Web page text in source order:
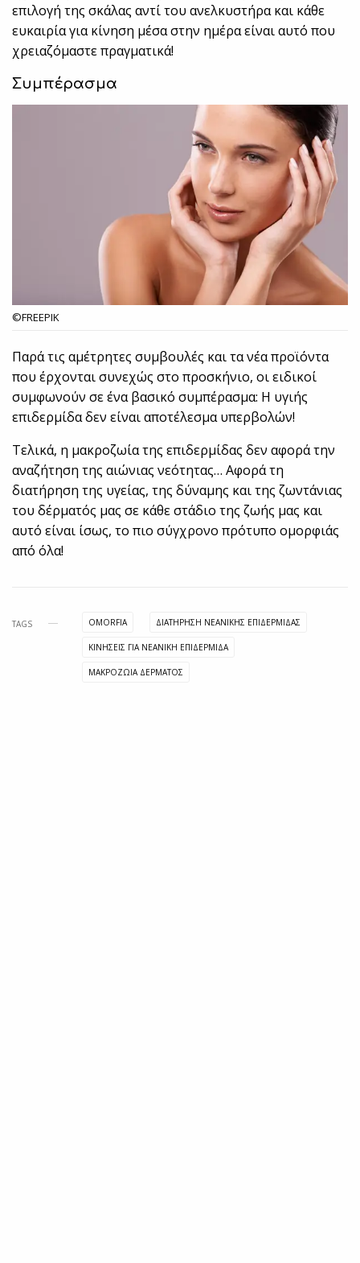
επιλογή της σκάλας αντί του ανελκυστήρα και κάθε
ευκαιρία για κίνηση μέσα στην ημέρα είναι αυτό που
χρειαζόμαστε πραγματικά!
Συμπέρασμα
©FREEPIK
Παρά τις αμέτρητες συμβουλές και τα νέα προϊόντα
που έρχονται συνεχώς στο προσκήνιο, οι ειδικοί
συμφωνούν σε ένα βασικό συμπέρασμα: Η υγιής
επιδερμίδα δεν είναι αποτέλεσμα υπερβολών!
Τελικά, η μακροζωία της επιδερμίδας δεν αφορά την
αναζήτηση της αιώνιας νεότητας… Αφορά τη
διατήρηση της υγείας, της δύναμης και της ζωντάνιας
του δέρματός μας σε κάθε στάδιο της ζωής μας και
αυτό είναι ίσως, το πιο σύγχρονο πρότυπο ομορφιάς
από όλα!
TAGS OMORFIA ΔΙΑΤΗΡΗΣΗ ΝΕΑΝΙΚΗΣ ΕΠΙΔΕΡΜΙΔΑΣ
ΚΙΝΗΣΕΙΣ ΓΙΑ ΝΕΑΝΙΚΗ ΕΠΙΔΕΡΜΙΔΑ
ΜΑΚΡΟΖΩΙΑ ΔΕΡΜΑΤΟΣ